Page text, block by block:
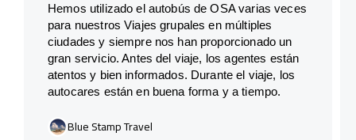
Hemos utilizado el autobús de OSA varias veces
para nuestros Viajes grupales en múltiples
ciudades y siempre nos han proporcionado un
gran servicio. Antes del viaje, los agentes están
atentos y bien informados. Durante el viaje, los
autocares están en buena forma y a tiempo.
Blue Stamp Travel